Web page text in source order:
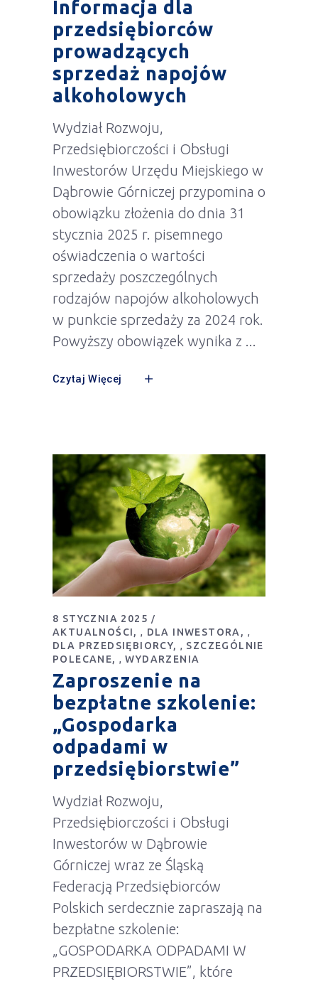
Informacja dla
przedsiębiorców
prowadzących
sprzedaż napojów
alkoholowych
Wydział Rozwoju,
Przedsiębiorczości i Obsługi
Inwestorów Urzędu Miejskiego w
Dąbrowie Górniczej przypomina o
obowiązku złożenia do dnia 31
stycznia 2025 r. pisemnego
oświadczenia o wartości
sprzedaży poszczególnych
rodzajów napojów alkoholowych
w punkcie sprzedaży za 2024 rok.
Powyższy obowiązek wynika z
Czytaj Więcej
8 STYCZNIA 2025
AKTUALNOŚCI
, DLA INWESTORA ,
DLA PRZEDSIĘBIORCY , SZCZEGÓLNIE
POLECANE
,WYDARZENIA
Zaproszenie na
bezpłatne szkolenie:
„Gospodarka
odpadami w
przedsiębiorstwie”
Wydział Rozwoju,
Przedsiębiorczości i Obsługi
Inwestorów w Dąbrowie
Górniczej wraz ze Śląską
Federacją Przedsiębiorców
Polskich serdecznie zapraszają na
bezpłatne szkolenie:
„GOSPODARKA ODPADAMI W
PRZEDSIĘBIORSTWIE”, które